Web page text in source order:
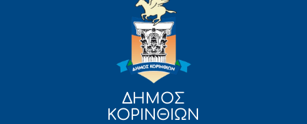
ΔΗΜΟΣ
ΚΟΡΙΝΘΙΩΝ